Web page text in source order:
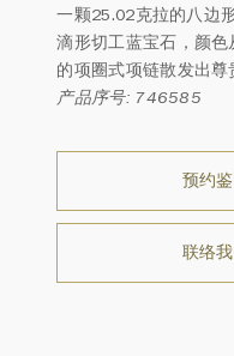
一颗25.02克拉的八边
滴形切工蓝宝石，颜
的项圈式项链散发出尊
产品序号: 746585
预约
联络